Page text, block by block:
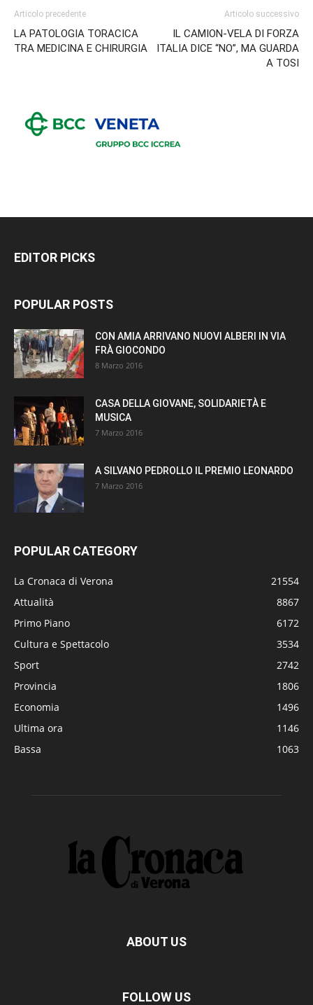
Articolo precedente
LA PATOLOGIA TORACICA
TRA MEDICINA E CHIRURGIA
Articolo successivo
IL CAMION-VELA DI FORZA
ITALIA DICE “NO”, MA GUARDA
A TOSI
EDITOR PICKS
POPULAR POSTS
CON AMIA ARRIVANO NUOVI ALBERI IN VIA
FRÀ GIOCONDO
8 Marzo 2016
CASA DELLA GIOVANE, SOLIDARIETÀ E
MUSICA
7 Marzo 2016
A SILVANO PEDROLLO IL PREMIO LEONARDO
7 Marzo 2016
POPULAR CATEGORY
La Cronaca di Verona
21554
Attualità
8867
Primo Piano
6172
Cultura e Spettacolo
3534
Sport
2742
Provincia
1806
Economia
1496
Ultima ora
1146
Bassa
1063
ABOUT US
FOLLOW US